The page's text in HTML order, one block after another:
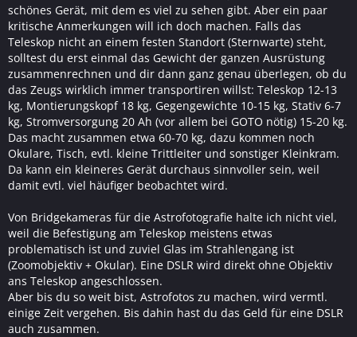
schönes Gerät, mit dem es viel zu sehen gibt. Aber ein paar
kritische Anmerkungen will ich doch machen. Falls das
Teleskop nicht an einem festen Standort (Sternwarte) steht,
solltest du erst einmal das Gewicht der ganzen Ausrüstung
zusammenrechnen und dir dann ganz genau überlegen, ob du
das Zeugs wirklich immer transportiren willst: Teleskop 12-13
kg, Montierungskopf 18 kg, Gegengewichte 10-15 kg, Stativ 6-7
kg, Stromversorgung 20 Ah (vor allem bei GOTO nötig) 15-20 kg.
Das macht zusammen etwa 60-70 kg, dazu kommen noch
Okulare, Tisch, evtl. kleine Trittleiter und sonstiger Kleinkram.
Da kann ein kleineres Gerät durchaus sinnvoller sein, weil
damit evtl. viel häufiger beobachtet wird.
Von Bridgekameras für die Astrofotografie halte ich nicht viel,
weil die Befestigung am Teleskop meistens etwas
problematisch ist und zuviel Glas im Strahlengang ist
(Zoomobjektiv + Okular). Eine DSLR wird direkt ohne Objektiv
ans Teleskop angeschlossen.
Aber bis du so weit bist, Astrofotos zu machen, wird vermtl.
einige Zeit vergehen. Bis dahin hast du das Geld für eine DSLR
auch zusammen.